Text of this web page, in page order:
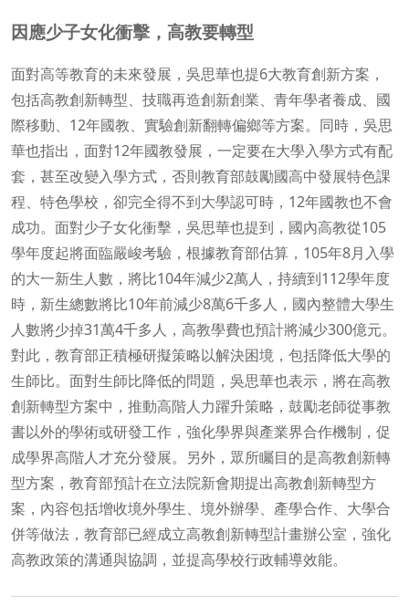
因應少子女化衝擊，高教要轉型
面對高等教育的未來發展，吳思華也提6大教育創新方案，
包括高教創新轉型、技職再造創新創業、青年學者養成、國
際移動、12年國教、實驗創新翻轉偏鄉等方案。同時，吳思
華也指出，面對12年國教發展，一定要在大學入學方式有配
套，甚至改變入學方式，否則教育部鼓勵國高中發展特色課
程、特色學校，卻完全得不到大學認可時，12年國教也不會
成功。面對少子女化衝擊，吳思華也提到，國內高教從105
學年度起將面臨嚴峻考驗，根據教育部估算，105年8月入學
的大一新生人數，將比104年減少2萬人，持續到112學年度
時，新生總數將比10年前減少8萬6千多人，國內整體大學生
人數將少掉31萬4千多人，高教學費也預計將減少300億元。
對此，教育部正積極研擬策略以解決困境，包括降低大學的
生師比。面對生師比降低的問題，吳思華也表示，將在高教
創新轉型方案中，推動高階人力躍升策略，鼓勵老師從事教
書以外的學術或研發工作，強化學界與產業界合作機制，促
成學界高階人才充分發展。另外，眾所矚目的是高教創新轉
型方案，教育部預計在立法院新會期提出高教創新轉型方
案，內容包括增收境外學生、境外辦學、產學合作、大學合
併等做法，教育部已經成立高教創新轉型計畫辦公室，強化
高教政策的溝通與協調，並提高學校行政輔導效能。